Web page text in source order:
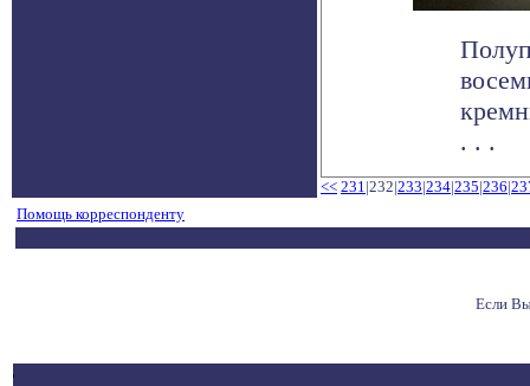
. . .
<< 231|232|233|234|235|236|
Помощь корреспонденту
Если